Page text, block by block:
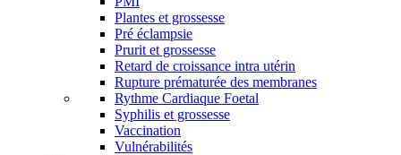
Plantes et grossesse
Pré éclampsie
Prurit et grossesse
Retard de croissance intra utérin
Rupture prématurée des membranes
Rythme Cardiaque Foetal
Syphilis et grossesse
Vaccination
Vulnérabilités